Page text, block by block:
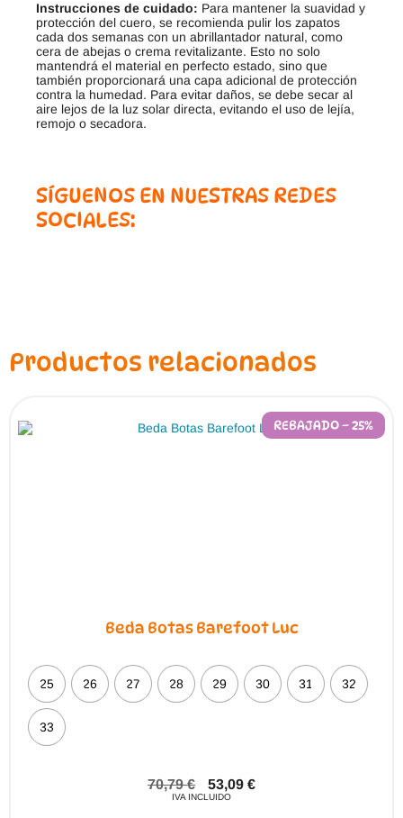
Instrucciones de cuidado: Para mantener la suavidad y
protección del cuero, se recomienda pulir los zapatos
cada dos semanas con un abrillantador natural, como
cera de abejas o crema revitalizante. Esto no solo
mantendrá el material en perfecto estado, sino que
también proporcionará una capa adicional de protección
contra la humedad. Para evitar daños, se debe secar al
aire lejos de la luz solar directa, evitando el uso de lejía,
remojo o secadora.
SÍGUENOS EN NUESTRAS REDES
SOCIALES:
Productos relacionados
REBAJADO – 25%
Beda Botas Barefoot Luc
25 26 27 28 29 30 31 32
33
70,79€ 53,09 €
IVA INCLUIDO